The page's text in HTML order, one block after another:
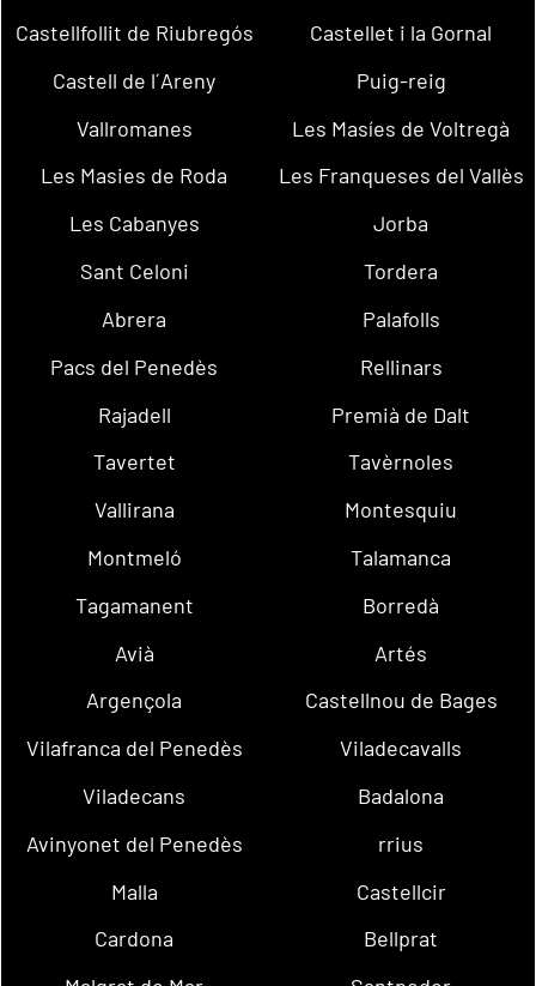
Castellfollit de Riubregós
Castellet i la Gornal
Castell de l´Areny
Puig-reig
Vallromanes
Les Masíes de Voltregà
Les Masies de Roda
Les Franqueses del Vallès
Les Cabanyes
Jorba
Sant Celoni
Tordera
Abrera
Palafolls
Pacs del Penedès
Rellinars
Rajadell
Premià de Dalt
Tavertet
Tavèrnoles
Vallirana
Montesquiu
Montmeló
Talamanca
Tagamanent
Borredà
Avià
Artés
Argençola
Castellnou de Bages
Vilafranca del Penedès
Viladecavalls
Viladecans
Badalona
Avinyonet del Penedès
rrius
Malla
Castellcir
Cardona
Bellprat